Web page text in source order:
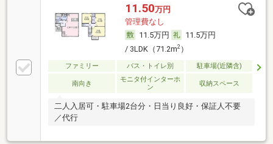
11.50万円
管理費なし
11.5万円
11.5万円
/ 3LDK（71.2m2）
ファミリー バス・トイレ別 駐車場(近隣含)
南向き
モニタ付インターホ
ン
収納スペース
二人入居可・駐車場2台分・日当り良好・保証人不要
／代行